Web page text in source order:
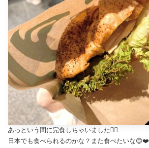
あっという間に完食しちゃいました🤷‍♀️
日本でも食べられるのかな？また食べたいな😊❤️